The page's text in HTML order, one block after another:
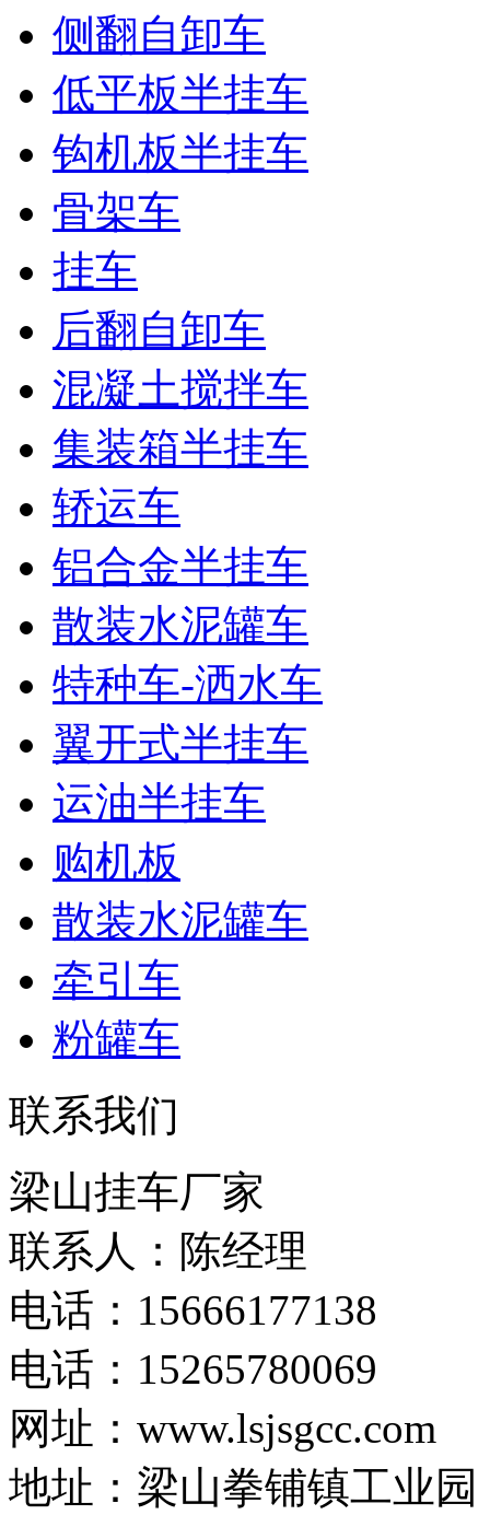
侧翻自卸车
低平板半挂车
钩机板半挂车
骨架车
挂车
后翻自卸车
混凝土搅拌车
集装箱半挂车
轿运车
铝合金半挂车
散装水泥罐车
特种车-洒水车
翼开式半挂车
运油半挂车
购机板
散装水泥罐车
牵引车
粉罐车
联系我们
梁山挂车厂家
联系人：陈经理
电话：15666177138
电话：15265780069
网址：www.lsjsgcc.com
地址：梁山拳铺镇工业园